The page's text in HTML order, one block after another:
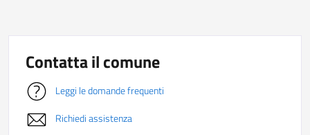
Contatta il comune
Leggi le domande frequenti
Richiedi assistenza